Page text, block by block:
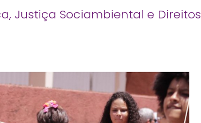
Justiça Sociambiental e Direitos